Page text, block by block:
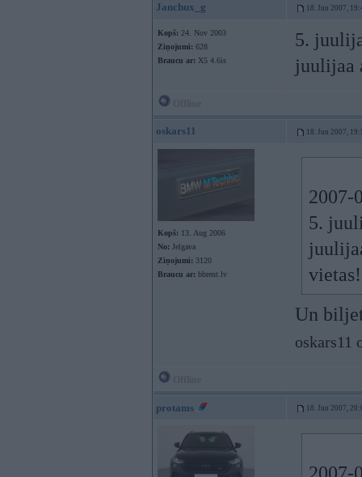
Janchux_g 18. Jun 2007,
Kopš: 24. Nov 2003
Ziņojumi: 628
Braucu ar: X5 4.6is
5.
juulijaa
oskars11 18. Jun 2007,
Kopš: 13. Aug 2006
No: Jelgava
Ziņojumi: 3120
Braucu ar: bbrent.lv
2007-
5.
vietas!
Un
oskars11
protams 18. Jun 2007,